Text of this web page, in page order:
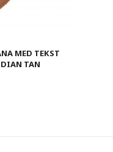
MED TEKST
TAN